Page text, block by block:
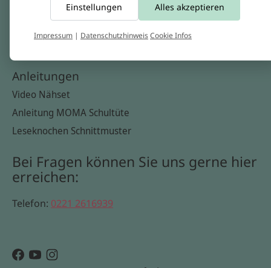
Widerrufsbelehrung
Anleitungen
Video Nähset
Anleitung MOMA Schultüte
Leseknochen Schnittmuster
Bei Fragen können Sie uns gerne hier
erreichen:
Telefon: 0221 2616939
Einstellungen Alles akzeptieren
Impressum | DatenschutzhinweisCookie Infos